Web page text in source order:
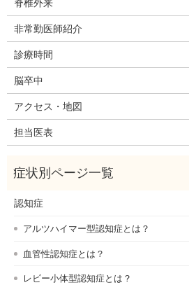
脊椎外来
非常勤医師紹介
診療時間
脳卒中
アクセス・地図
担当医表
認知症
アルツハイマー型認知症とは？
血管性認知症とは？
レビー小体型認知症とは？